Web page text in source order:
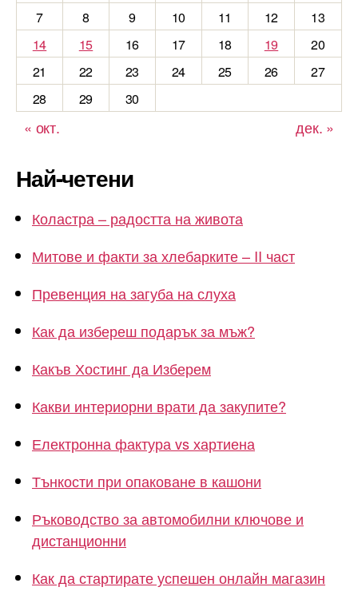
7
8 9 10 11 12
13
14
15 16 17 18 19
20
21
22 23 24 25 26
27
28
29 30
« окт. дек. »
Най-четени
Коластра – радостта на живота
Митове и факти за хлебарките – II част
Превенция на загуба на слуха
Как да избереш подарък за мъж?
Какъв Хостинг да Изберем
Какви интериорни врати да закупите?
Електронна фактура vs хартиена
Тънкости при опаковане в кашони
Ръководство за автомобилни ключове и
дистанционни
Как да стартирате успешен онлайн магазин